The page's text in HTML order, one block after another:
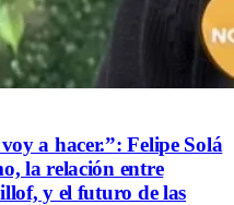
a hacer.”: Felipe Solá
la relación entre
y el futuro de las